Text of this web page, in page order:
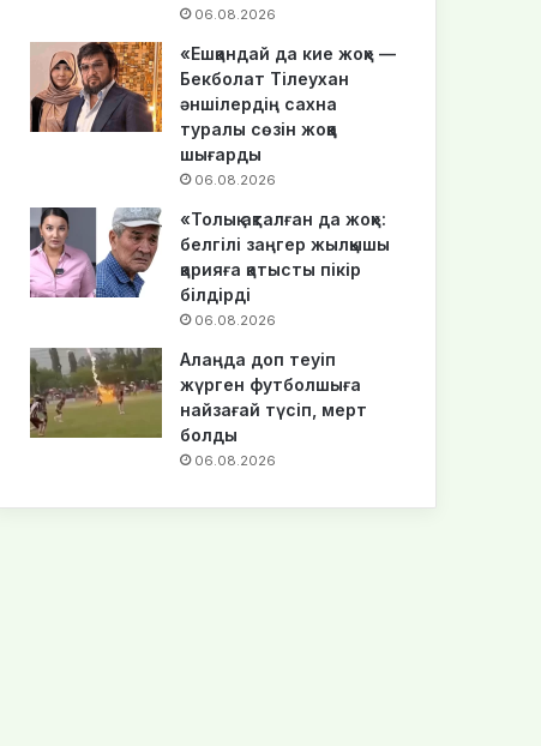
06.08.2026
«Ешқандай да кие жоқ» —
Бекболат Тілеухан
әншілердің сахна
туралы сөзін жоққа
шығарды
06.08.2026
«Толық ақталған да жоқ»:
белгілі заңгер жылқышы
қарияға қатысты пікір
білдірді
06.08.2026
Алаңда доп теуіп
жүрген футболшыға
найзағай түсіп, мерт
болды
06.08.2026